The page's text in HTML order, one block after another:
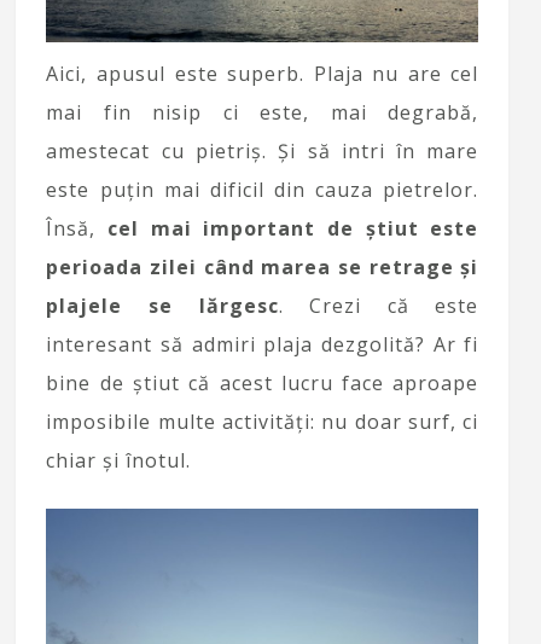
Aici, apusul este superb. Plaja nu are cel
mai fin nisip ci este, mai degrabă,
amestecat cu pietriș. Și să intri în mare
este puțin mai dificil din cauza pietrelor.
Însă, cel mai important de știut este
perioada zilei când marea se retrage și
plajele se lărgesc. Crezi că este
interesant să admiri plaja dezgolită? Ar fi
bine de știut că acest lucru face aproape
imposibile multe activități: nu doar surf, ci
chiar și înotul.